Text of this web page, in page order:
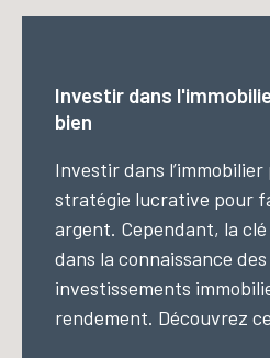
Investir dans
bien
Investir dans
stratégie lucrative pour
argent. Cependant, la
dans la connaissance
investissements
rendement. Découvrez